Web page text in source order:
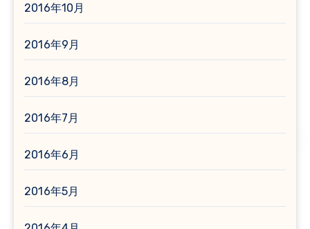
2016年10月
2016年9月
2016年8月
2016年7月
2016年6月
2016年5月